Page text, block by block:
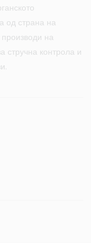
од страна на
на
стручна контрола и